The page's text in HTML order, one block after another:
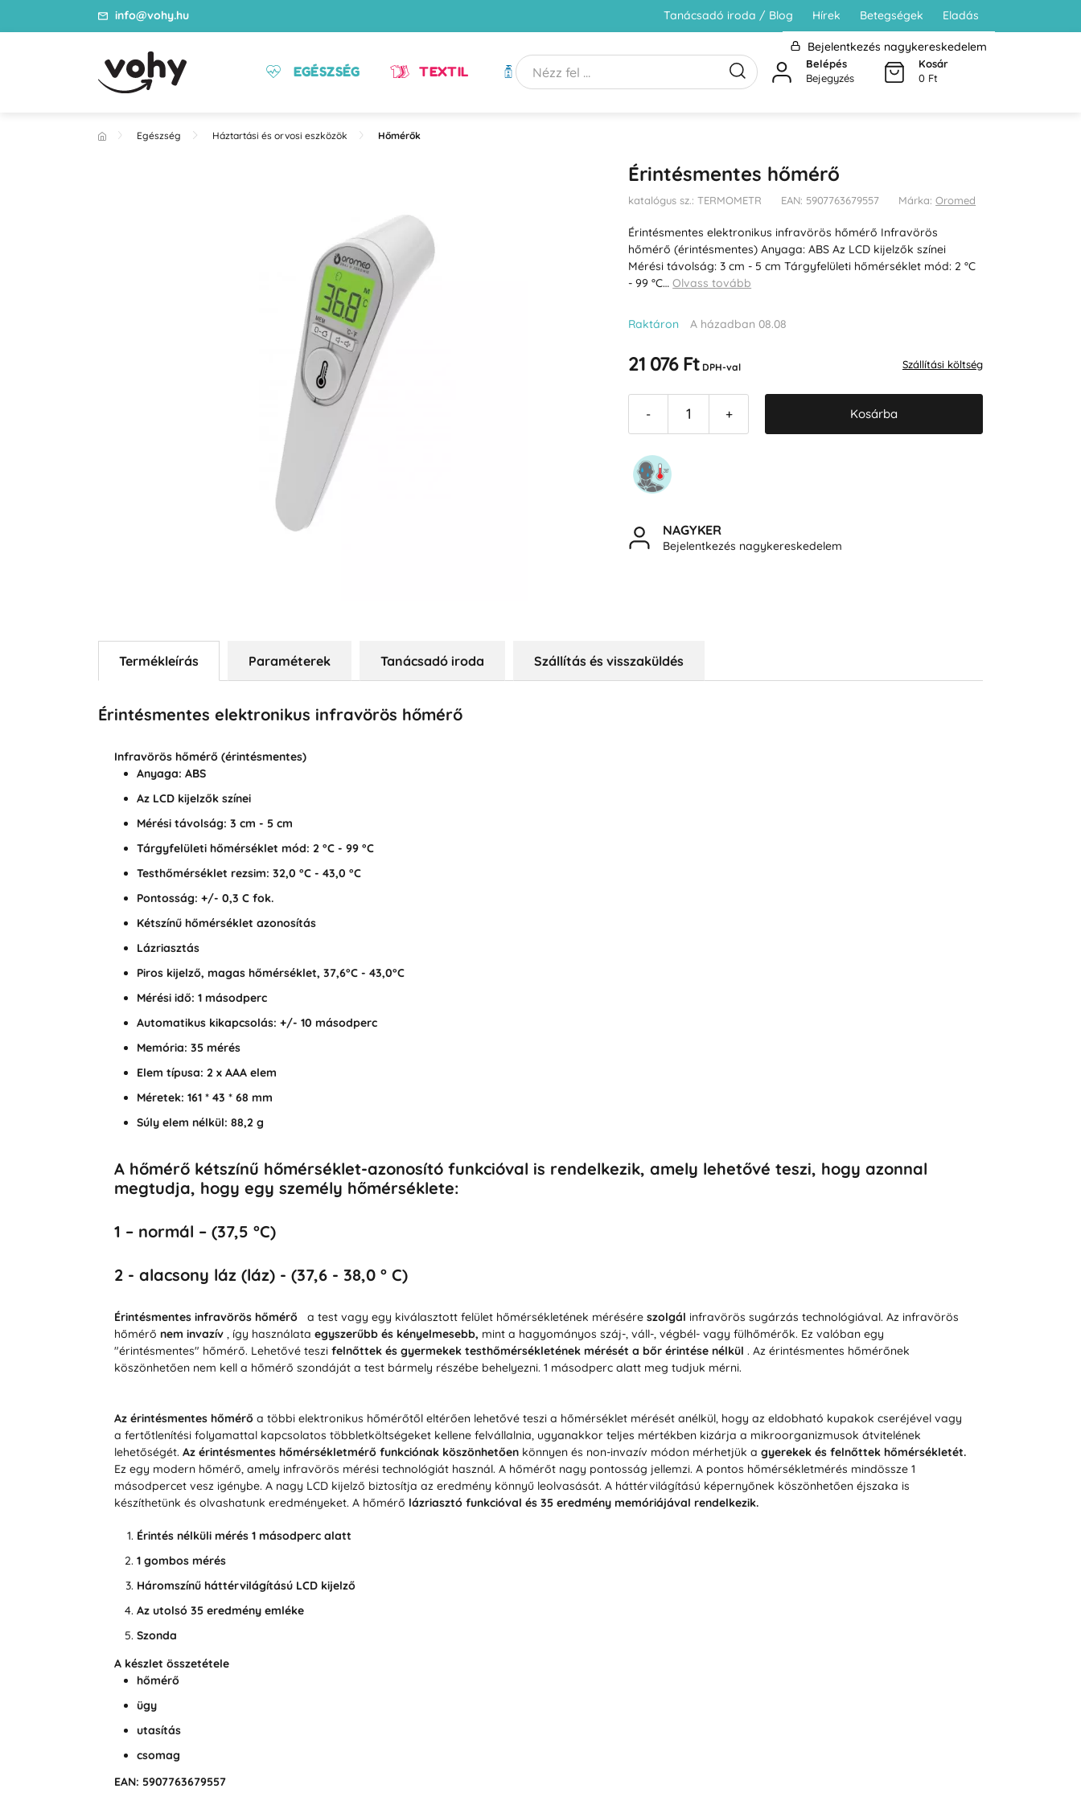
info@vohy.hu Tanácsadó iroda / Blog Hírek Betegségek Eladás
Bejelentkezés nagykereskedelem
EGÉSZSÉG TEXTIL HIGIÉNIA
Belépés
Bejegyzés
Kosár
0 Ft
Egészség Háztartási és orvosi eszközök Hőmérők
Érintésmentes hőmérő
katalógus sz.: TERMOMETR EAN: 5907763679557 Márka:Oromed
Érintésmentes elektronikus infravörös hőmérő Infravörös
hőmérő (érintésmentes) Anyaga: ABS Az LCD kijelzők színei
Mérési távolság: 3 cm - 5 cm Tárgyfelületi hőmérséklet mód: 2 °C
- 99 °C…Olvass tovább
Raktáron A házadban 08.08
21 076 Ft DPH-val Szállítási költség
- + Kosárba
NAGYKER
Bejelentkezés nagykereskedelem
Termékleírás Paraméterek Tanácsadó iroda Szállítás és visszaküldés
Érintésmentes elektronikus infravörös hőmérő
Infravörös hőmérő (érintésmentes)
Anyaga: ABS
Az LCD kijelzők színei
Mérési távolság: 3 cm - 5 cm
Tárgyfelületi hőmérséklet mód: 2 °C - 99 °C
Testhőmérséklet rezsim: 32,0 °C - 43,0 °C
Pontosság: +/- 0,3 C fok.
Kétszínű hőmérséklet azonosítás
Lázriasztás
Piros kijelző, magas hőmérséklet, 37,6°C - 43,0°C
Mérési idő: 1 másodperc
Automatikus kikapcsolás: +/- 10 másodperc
Memória: 35 mérés
Elem típusa: 2 x AAA elem
Méretek: 161 * 43 * 68 mm
Súly elem nélkül: 88,2 g
A hőmérő kétszínű hőmérséklet-azonosító funkcióval is rendelkezik, amely lehetővé teszi, hogy azonnal
megtudja, hogy egy személy hőmérséklete:
1 – normál – (37,5 °C)
2 - alacsony láz (láz) - (37,6 - 38,0 ° C)
Érintésmentes infravörös hőmérő a test vagy egy kiválasztott felület hőmérsékletének mérésére szolgál infravörös sugárzás technológiával. Az infravörös
hőmérő nem invazív, így használata egyszerűbb és kényelmesebb, mint a hagyományos száj-, váll-, végbél- vagy fülhőmérők. Ez valóban egy
"érintésmentes" hőmérő. Lehetővé teszi felnőttek és gyermekek testhőmérsékletének mérését a bőr érintése nélkül . Az érintésmentes hőmérőnek
köszönhetően nem kell a hőmérő szondáját a test bármely részébe behelyezni. 1 másodperc alatt meg tudjuk mérni.
Az érintésmentes hőmérőa többi elektronikus hőmérőtől eltérően lehetővé teszi a hőmérséklet mérését anélkül, hogy az eldobható kupakok cseréjével vagy
a fertőtlenítési folyamattal kapcsolatos többletköltségeket kellene felvállalnia, ugyanakkor teljes mértékben kizárja a mikroorganizmusok átvitelének
lehetőségét. Az érintésmentes hőmérsékletmérő funkciónak köszönhetőenkönnyen és non-invazív módon mérhetjük a gyerekek és felnőttek hőmérsékletét.
Ez egy modern hőmérő, amely infravörös mérési technológiát használ. A hőmérőt nagy pontosság jellemzi. A pontos hőmérsékletmérés mindössze 1
másodpercet vesz igénybe. A nagy LCD kijelző biztosítja az eredmény könnyű leolvasását. A háttérvilágítású képernyőnek köszönhetően éjszaka is
készíthetünk és olvashatunk eredményeket. A hőmérő lázriasztó funkcióval és 35 eredmény memóriájával rendelkezik.
Érintés nélküli mérés 1 másodperc alatt
1 gombos mérés
Háromszínű háttérvilágítású LCD kijelző
Az utolsó 35 eredmény emléke
Szonda
A készlet összetétele
hőmérő
ügy
utasítás
csomag
EAN: 5907763679557